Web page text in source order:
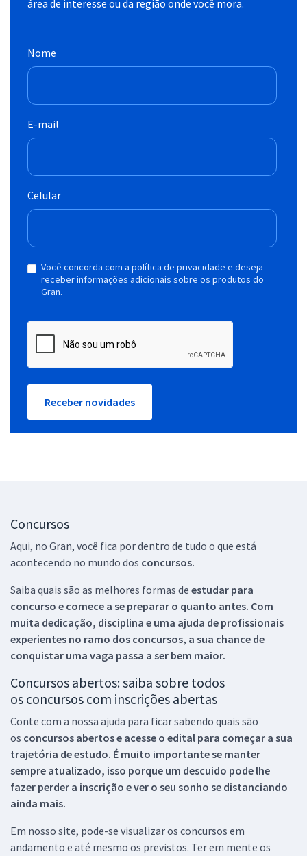
área de interesse ou da região onde você mora.
Nome
E-mail
Celular
Você concorda com a política de privacidade e deseja
receber informações adicionais sobre os produtos do
Gran.
Receber novidades
Concursos
Aqui, no Gran, você fica por dentro de tudo o que está
acontecendo no mundo dos concursos.
Saiba quais são as melhores formas de estudar para
concurso e comece a se preparar o quanto antes. Com
muita dedicação, disciplina e uma ajuda de profissionais
experientes no ramo dos concursos, a sua chance de
conquistar uma vaga passa a ser bem maior.
Concursos abertos: saiba sobre todos
os concursos com inscrições abertas
Conte com a nossa ajuda para ficar sabendo quais são
os concursos abertos e acesse o edital para começar a sua
trajetória de estudo. É muito importante se manter
sempre atualizado, isso porque um descuido pode lhe
fazer perder a inscrição e ver o seu sonho se distanciando
ainda mais.
Em nosso site, pode-se visualizar os concursos em
andamento e até mesmo os previstos. Ter em mente os